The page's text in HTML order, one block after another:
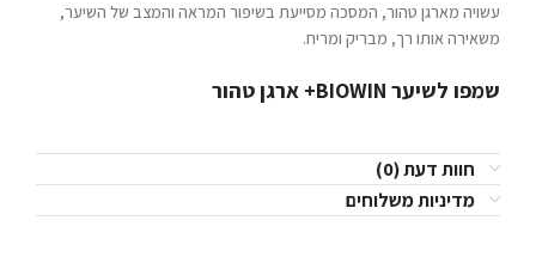
עשויה מארגן טהור, המסכה מסייעת בשיפור המראה והמצב של השיער,
משאירה אותו רך, מבריק ומריח.
שמפו לשיער BIOWIN+ ארגן טהור
חוות דעת (0)
מדיניות משלוחים